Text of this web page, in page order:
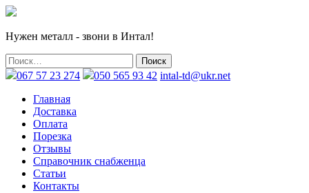
Нужен металл - звони в Интал!
067 57 23 274 050 565 93 42 intal-td@ukr.net
Главная
Доставка
Оплата
Порезка
Отзывы
Справочник снабженца
Статьи
Контакты